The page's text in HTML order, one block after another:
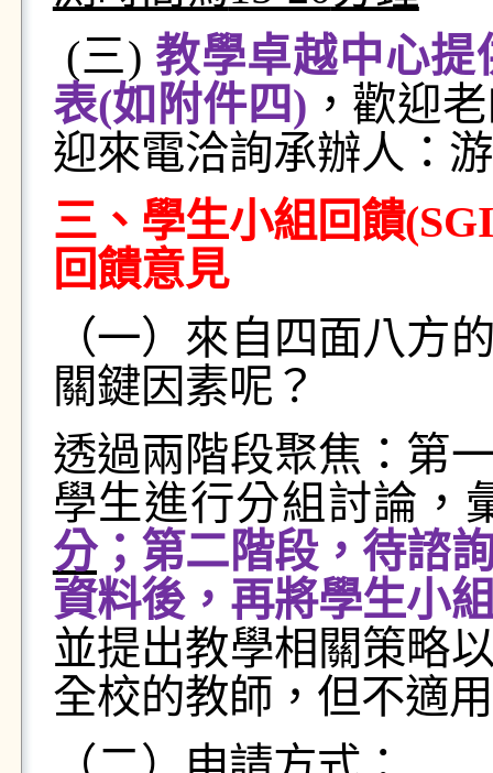
(三) 教學卓越中心
表(如附件四) ，歡迎
迎來電洽詢承辦人：
三、學生小組回饋
回饋意見
（一）來自四面八方
關鍵因素呢？
透過兩階段聚焦：第
學生進行分組討論，
分；第二階段，待諮
資料後，再將學生小
並提出教學相關策略
全校的教師，但不適